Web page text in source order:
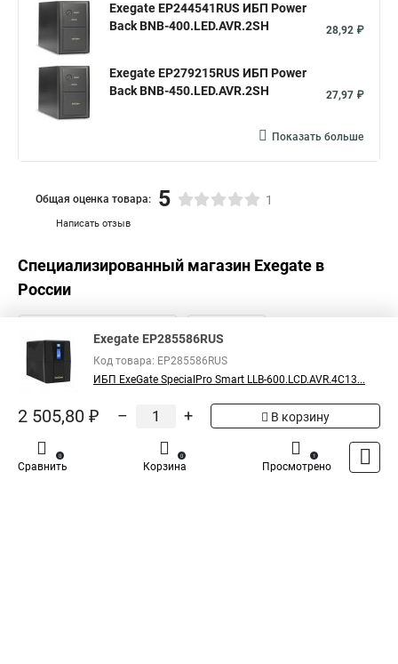
Exegate EP244541RUS ИБП Power
Back BNB-400.LED.AVR.2SH
28,92 ₽
Exegate EP279215RUS ИБП Power
Back BNB-450.LED.AVR.2SH
27,97 ₽
Показать больше
Написать отзыв
Общая оценка товара: 5 1
Специализированный магазин Exegate в
России
Exegate EP285586RUS
Код товара: EP285586RUS
ИБП ExeGate SpecialPro Smart LLB-600.LCD.AVR.4C13...
2 505,80 ₽ – + В корзину
Сравнить
0
Корзина
0
Просмотрено
1